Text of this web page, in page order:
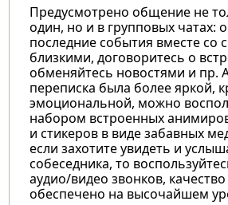
Предусмотрено общение не
один, но и в групповых чатах:
последние события вместе со
близкими, договоритесь о
обменяйтесь новостями и пр.
переписка была более яркой,
эмоциональной, можно
набором встроенных
и стикеров в виде забавных
если захотите увидеть и
собеседника, то
аудио/видео звонков,
обеспечено на высочайшем